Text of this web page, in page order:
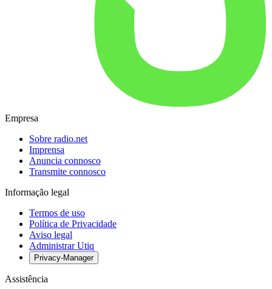
Empresa
Sobre radio.net
Imprensa
Anuncia connosco
Transmite connosco
Informação legal
Termos de uso
Política de Privacidade
Aviso legal
Administrar Utiq
Privacy-Manager
Assistência